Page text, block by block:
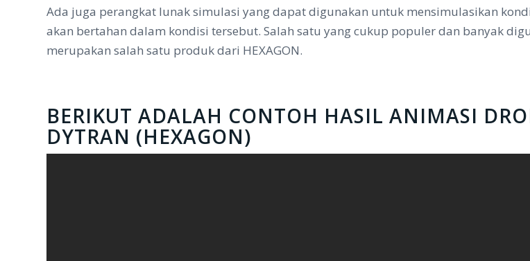
Ada juga perangkat lunak simulasi yang dapat digunakan untuk mensimulasikan
akan bertahan dalam kondisi tersebut. Salah satu yang cukup populer dan banyak
merupakan salah satu produk dari HEXAGON.
BERIKUT ADALAH CONTOH HASIL ANIMASI
DYTRAN (HEXAGON)